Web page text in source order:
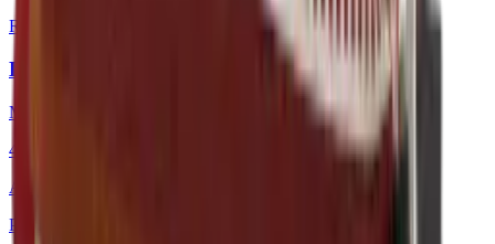
Red
Longitude Warm Pigments
Mackintosh®
48 × 48 cm
Art.
Produkt ansehen